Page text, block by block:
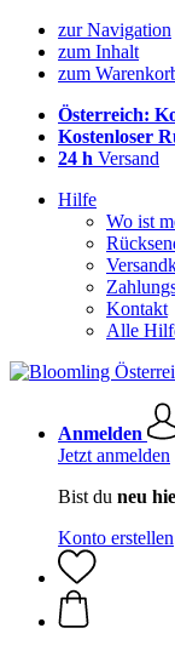
zur Navigation
zum Inhalt
zum
Österreich:
Kostenloser
24 h Versand
Hilfe
Wo ist
Kontakt
Alle
Anmelden
Jetzt anmelden
Bist du neu
Konto erstellen